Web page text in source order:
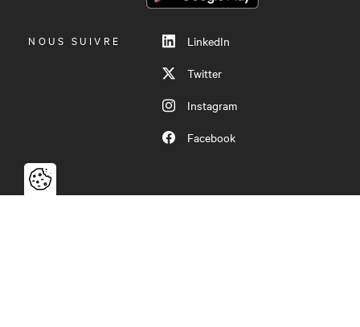
NOUS SUIVRE
LinkedIn
Twitter
Instagram
Facebook